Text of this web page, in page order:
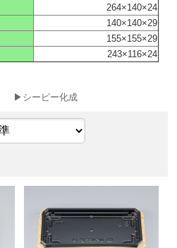
264×140×24
140×140×29
155×155×29
243×116×24
▶シーピー化成